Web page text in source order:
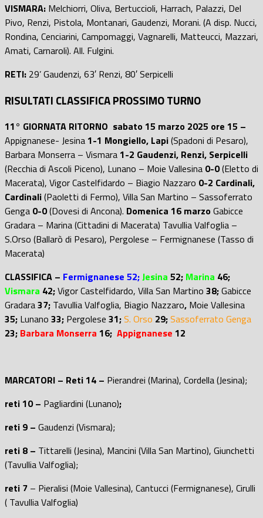
VISMARA: Melchiorri, Oliva, Bertuccioli, Harrach, Palazzi, Del
Pivo, Renzi, Pistola, Montanari, Gaudenzi, Morani. (A disp. Nucci,
Rondina, Cenciarini, Campomaggi, Vagnarelli, Matteucci, Mazzari,
Amati, Carnaroli). All. Fulgini.
RETI: 29’ Gaudenzi, 63′ Renzi, 80′ Serpicelli
RISULTATI CLASSIFICA PROSSIMO TURNO
11° GIORNATA RITORNO sabato 15 marzo 2025 ore 15 –
Appignanese- Jesina1-1 Mongiello, Lapi(Spadoni di Pesaro),
Barbara Monserra – Vismara1-2 Gaudenzi, Renzi, Serpicelli
(Recchia di Ascoli Piceno), Lunano – Moie Vallesina 0-0(Eletto di
Macerata), Vigor Castelfidardo – Biagio Nazzaro 0-2 Cardinali,
Cardinali(Paoletti di Fermo), Villa San Martino – Sassoferrato
Genga 0-0(Dovesi di Ancona). Domenica 16 marzoGabicce
Gradara – Marina (Cittadini di Macerata) Tavullia Valfoglia –
S.Orso (Ballarò di Pesaro), Pergolese – Fermignanese (Tasso di
Macerata)
CLASSIFICA – Fermignanese 52;Jesina 52; Marina 46;
Vismara 42;Vigor Castelfidardo, Villa San Martino 38;Gabicce
Gradara37; Tavullia Valfoglia, Biagio Nazzaro, Moie Vallesina
35; Lunano 33; Pergolese 31;S. Orso 29;Sassoferrato Genga
23; Barbara Monserra 16; Appignanese 12
MARCATORI – Reti 14 – Pierandrei (Marina), Cordella (Jesina);
reti 10 – Pagliardini (Lunano);
reti 9 – Gaudenzi (Vismara);
reti 8 – Tittarelli (Jesina), Mancini (Villa San Martino), Giunchetti
(Tavullia Valfoglia);
reti 7 – Pieralisi (Moie Vallesina), Cantucci (Fermignanese), Cirulli
( Tavullia Valfoglia)